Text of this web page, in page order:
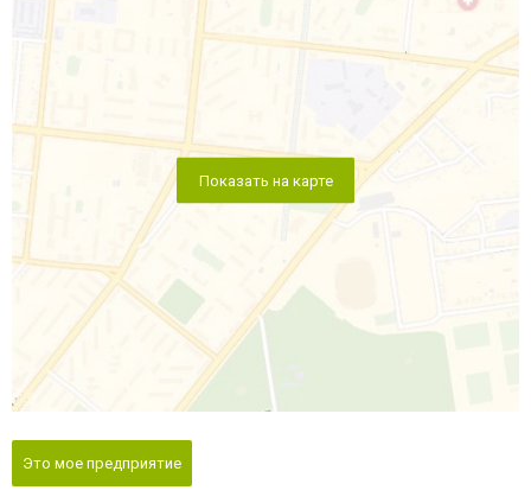
Показать на карте
Это мое предприятие